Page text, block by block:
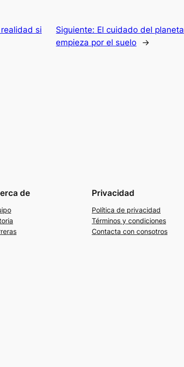
si
Siguiente: El cuidado del planeta
empieza por el suelo
→
de Privacidad
Política de privacidad
Términos y condiciones
Contacta con consotros